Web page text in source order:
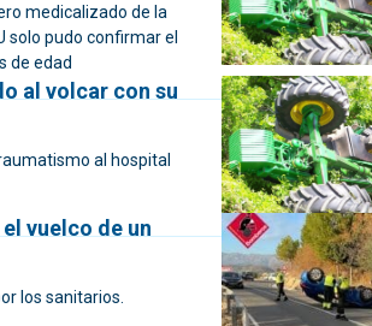
medicalizado de la
solo pudo confirmar el
de edad
al volcar con su
al hospital
vuelco de un
los sanitarios.